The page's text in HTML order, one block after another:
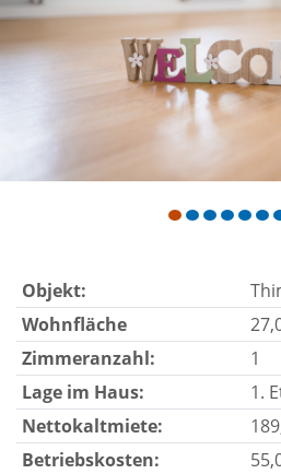
Objekt:
Wohnfläche
Zimmeranzahl:
1
Lage im Haus:
1.
Nettokaltmiete:
Betriebskosten: